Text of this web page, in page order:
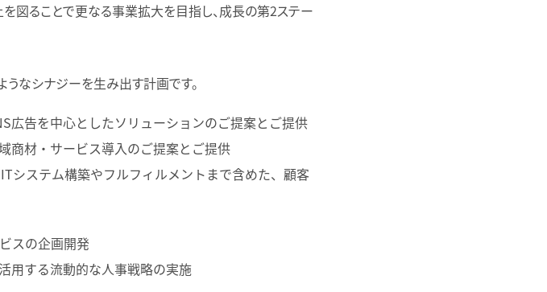
図ることで更なる事業拡大を目指し、成長の第2ステー
なシナジーを生み出す計画です。
広告を中心としたソリューションのご提案とご提供
商材・サービス導入のご提案とご提供
システム構築やフルフィルメントまで含めた、顧客
スの企画開発
用する流動的な人事戦略の実施